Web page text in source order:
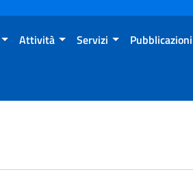
Attività Servizi Pubblicazioni
- Eventi